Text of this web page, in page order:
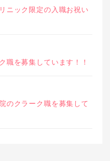
ニック限定の入職お祝い
職を募集しています！！
のクラーク職を募集して